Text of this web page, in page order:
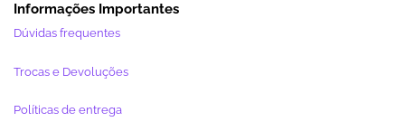
Informações Importantes
Dúvidas frequentes
Trocas e Devoluções
Políticas de entrega